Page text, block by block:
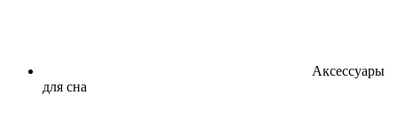
Аксессуары
для сна